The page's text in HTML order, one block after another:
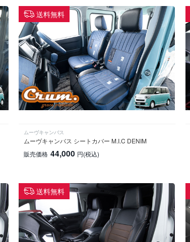
送料無料
ムーヴキャンバス
ムーヴキャンバス シートカバー M.I.C DENIM
販売価格 44,000 円(税込)
送料無料